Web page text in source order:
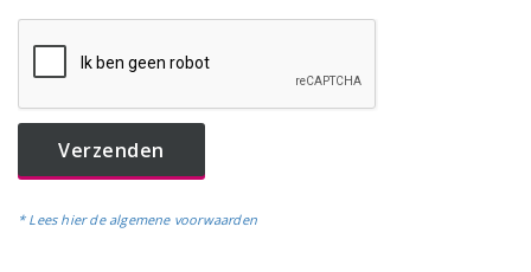
* Lees hier de algemene voorwaarden